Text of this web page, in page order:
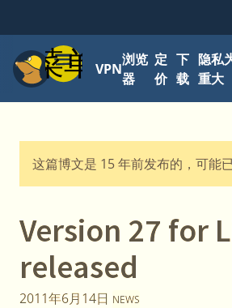
菜单VPN
浏览
器
定
价
下
载
隐私
重大
这篇博文是 15 年前发布的，可能已
Version 27 for
released
2011年6月14日 NEWS